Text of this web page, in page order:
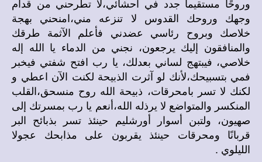
وجهك وروحك القدوس لا تنزعه مني،امنحني بهجة
خلاصك وبروح رئاسي عضدني فأعلم الآثمة طرقك
والمنافقون إليك يرجعون، نجني من الدماء يا الله إله
خلاصي، فيبتهج لساني بعدلك، يا رب افتح شفتي فيخبر
فمي بتسبيحك،لأنك لو آثرت الذبيحة لكنت الآن اعطي و
لكنك لا تسر بامحرقات، ذبيحة الله روح منسحق،القلب
المنكسر والمتواضع لا يرذله الله،أنعم يا رب بمسرتك إلى
صهيون، ولتبن أسوار أورشليم حينئذ تسر بذبائح البر
قربانًا ومحرقات حينئذ يقربون على مذابحك عجولا
الليلوي .